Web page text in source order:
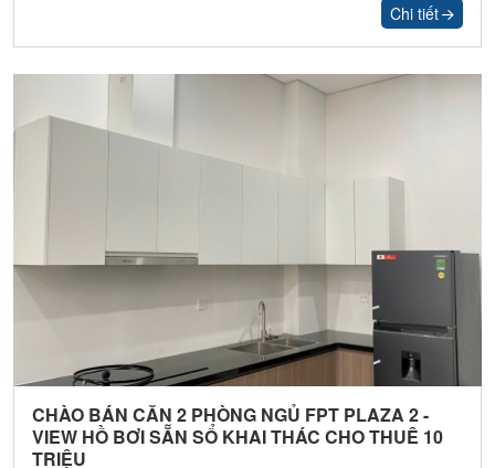
Chi tiết
CHÀO BÁN CĂN 2 PHÒNG NGỦ FPT PLAZA 2 -
VIEW HỒ BƠI SẴN SỔ KHAI THÁC CHO THUÊ 10
TRIỆU